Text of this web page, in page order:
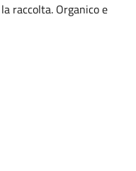
raccolta. Organico e